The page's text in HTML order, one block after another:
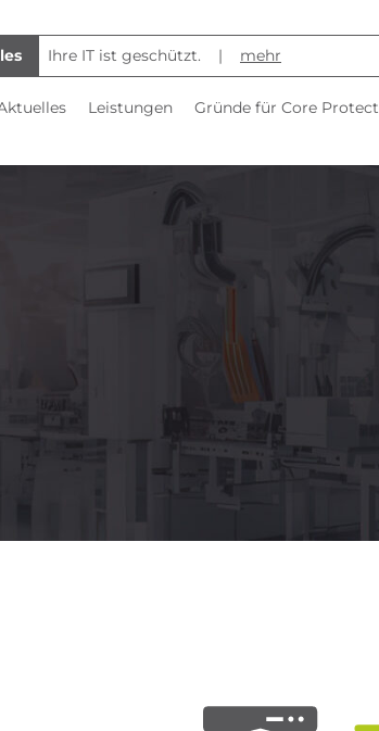
Ihre IT ist geschützt. mehr
Leistungen
Schwachstellenanalyse
Ansprechpartner
Gründe für Core Protect